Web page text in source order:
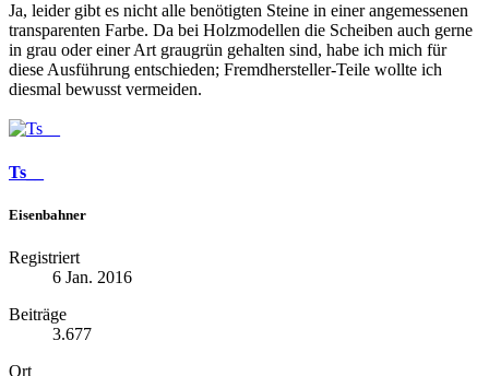
Ja, leider gibt es nicht alle benötigten Steine in einer angemessenen
transparenten Farbe. Da bei Holzmodellen die Scheiben auch gerne
in grau oder einer Art graugrün gehalten sind, habe ich mich für
diese Ausführung entschieden; Fremdhersteller-Teile wollte ich
diesmal bewusst vermeiden.
Ts__
Eisenbahner
Registriert
6 Jan. 2016
Beiträge
3.677
Ort